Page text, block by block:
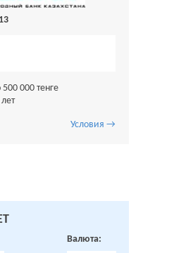
000 тенге
Условия →
Валюта: